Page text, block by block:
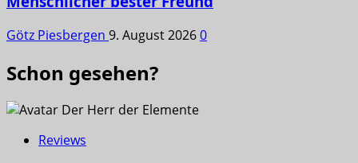
Götz Piesbergen 9. August 20260
Schon gesehen?
Reviews